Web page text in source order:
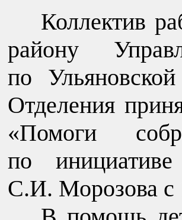
Коллектив
району
по
Отделения
«Помоги
по инициативе
С.И. Морозова с